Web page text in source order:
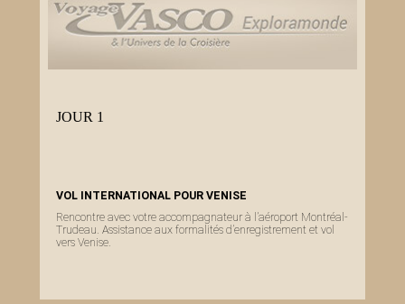
JOUR 1
VOL INTERNATIONAL POUR VENISE
Rencontre avec votre accompagnateur à l’aéroport Montréal-
Trudeau. Assistance aux formalités d’enregistrement et vol
vers Venise.